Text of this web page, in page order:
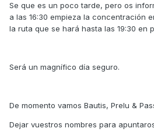
Se que es un poco tarde, pero os
a las 16:30 empieza la concentración
la ruta que se hará hasta las 19:30 en
Será un magnífico día seguro.
De momento vamos Bautis, Prelu &
Dejar vuestros nombres para